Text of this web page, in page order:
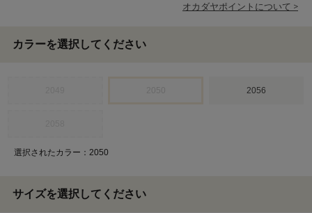
オカダヤポイントについて >
カラーを選択してください
2056
選択されたカラー：2050
サイズを選択してください